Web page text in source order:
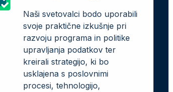
Naši svetovalci bodo uporabili
svoje praktične izkušnje pri
razvoju programa in politike
upravljanja podatkov ter
kreirali strategijo, ki bo
usklajena s poslovnimi
procesi, tehnologijo,